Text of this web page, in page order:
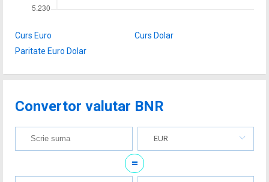
Curs Euro
Curs Dolar
Paritate Euro Dolar
Convertor valutar BNR
EUR
=